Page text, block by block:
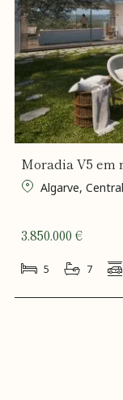
Moradia V5 em
Algarve, Central
3.850.000 €
5 7